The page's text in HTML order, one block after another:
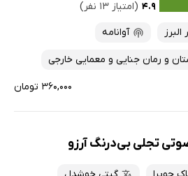
۴.۹ (امتیاز ۱۳ نفر)
آوانامه
و رمان جنایی و معمایی خارجی
۳۶۰,۰۰۰ تومان
تجلی بی‌درنگ آرزو